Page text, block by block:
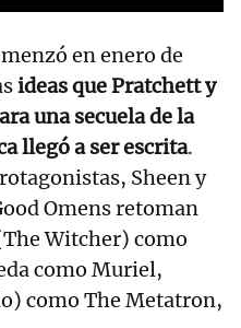
en enero de
ideas que Pratchett y
una secuela de la
llegó a ser escrita.
Sheen y
Omens retoman
Witcher) como
como Muriel,
como The Metatron,